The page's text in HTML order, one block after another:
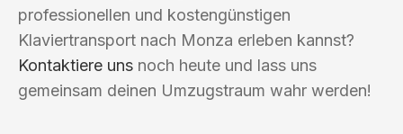
professionellen und kostengünstigen
Klaviertransport nach Monza erleben kannst?
Kontaktiere uns noch heute und lass uns
gemeinsam deinen Umzugstraum wahr werden!